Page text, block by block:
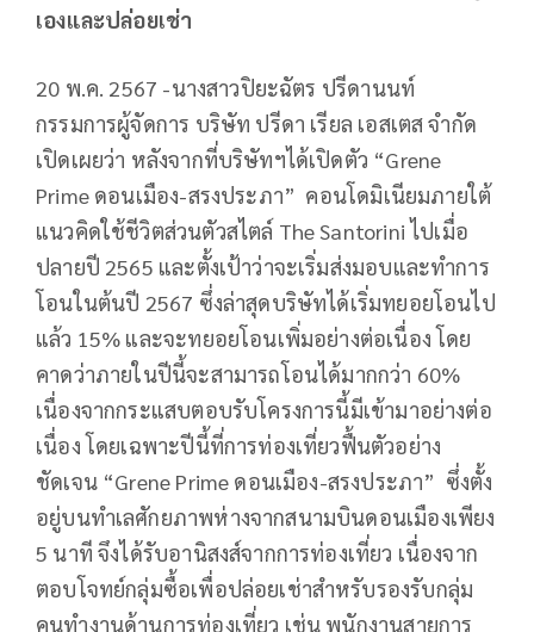
เองและปล่อยเช่า
20 พ.ค. 2567 -นางสาวปิยะฉัตร ปรีดานนท์
กรรมการผู้จัดการ บริษัท ปรีดา เรียล เอสเตส จำกัด
เปิดเผยว่า หลังจากที่บริษัทฯได้เปิดตัว “Grene
Prime ดอนเมือง-สรงประภา” คอนโดมิเนียมภายใต้
แนวคิดใช้ชีวิตส่วนตัวสไตล์ The Santorini ไปเมื่อ
ปลายปี 2565 และตั้งเป้าว่าจะเริ่มส่งมอบและทำการ
โอนในต้นปี 2567 ซึ่งล่าสุดบริษัทได้เริ่มทยอยโอนไป
แล้ว 15% และจะทยอยโอนเพิ่มอย่างต่อเนื่อง โดย
คาดว่าภายในปีนี้จะสามารถโอนได้มากกว่า 60%
เนื่องจากกระแสบตอบรับโครงการนี้มีเข้ามาอย่างต่อ
เนื่อง โดยเฉพาะปีนี้ที่การท่องเที่ยวฟื้นตัวอย่าง
ชัดเจน “Grene Prime ดอนเมือง-สรงประภา” ซึ่งตั้ง
อยู่บนทำเลศักยภาพห่างจากสนามบินดอนเมืองเพียง
5 นาที จึงได้รับอานิสงส์จากการท่องเที่ยว เนื่องจาก
ตอบโจทย์กลุ่มซื้อเพื่อปล่อยเช่าสำหรับรองรับกลุ่ม
คนทำงานด้านการท่องเที่ยว เช่น พนักงานสายการ